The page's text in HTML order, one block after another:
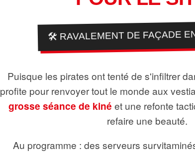
🛠️ RAVALEMENT DE FAÇADE
Puisque les pirates ont tenté de s'infiltrer
profite pour renvoyer tout le monde aux
grosse séance de kiné et une refonte
refaire une beauté.
Au programme : des serveurs